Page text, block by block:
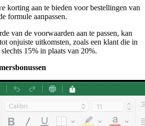
korting aan te bieden voor bestellingen van
formule aanpassen.
van de voorwaarden aan te passen, kan
onjuiste uitkomsten, zoals een klant die in
15% in plaats van 20%.